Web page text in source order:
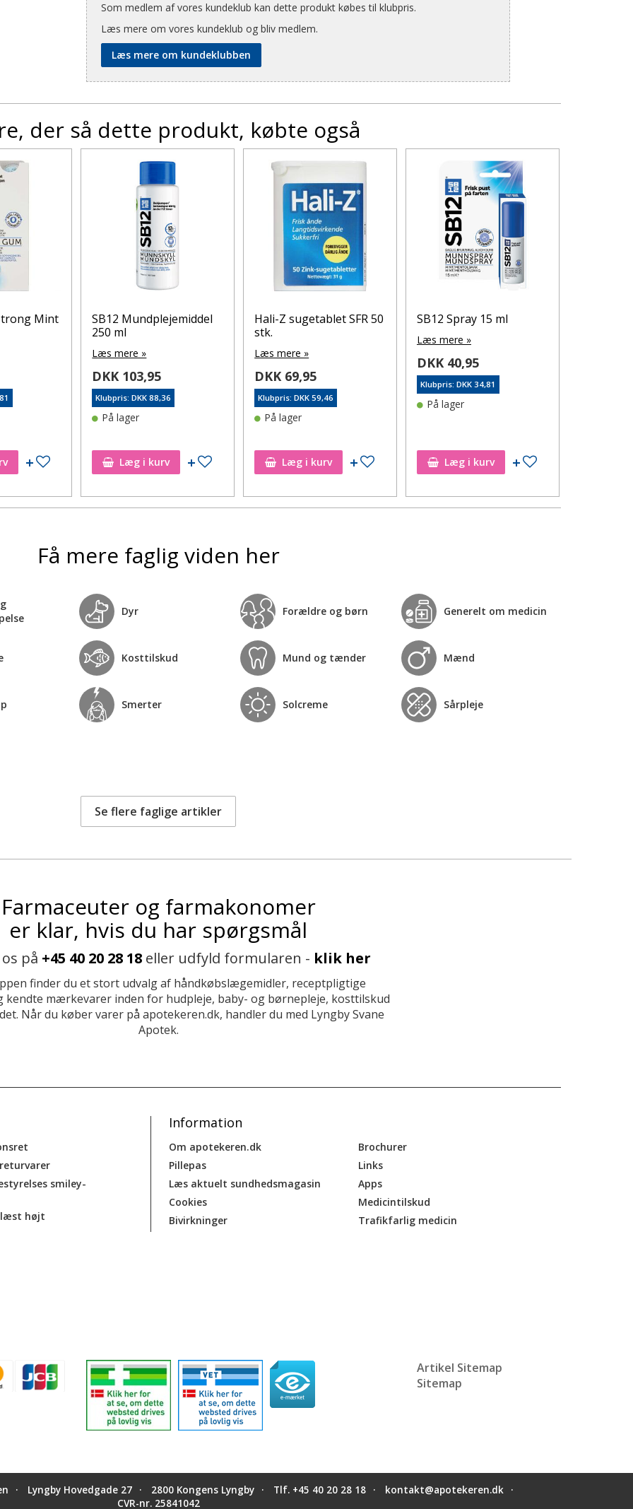
Som medlem af vores kundeklub kan dette produkt købes til klubpris.
Læs mere om vores kundeklub og bliv medlem.
Læs mere om kundeklubben
der så dette produkt, købte også
Mint
Tilføj til ønskeseddel
SB12 Mundplejemiddel
250 ml
Læs mere »
DKK 103,95
Klubpris: DKK 88,36
På lager
Læg i kurv Tilføj til ønskeseddel
Hali-Z sugetablet SFR 50
stk.
Læs mere »
DKK 69,95
Klubpris: DKK 59,46
På lager
Læg i kurv Tilføj til ønskeseddel
SB12 Spray 15 ml
Læs mere »
DKK 40,95
Klubpris: DKK 34,81
På lager
Læg i kurv Tilføj til ønskeseddel
Få mere faglig viden her
Dyr Forældre og børn Generelt om medicin
Kosttilskud Mund og tænder Mænd
Smerter Solcreme Sårpleje
Se flere faglige artikler
Farmaceuter og farmakonomer
er klar, hvis du har spørgsmål
på +45 40 20 28 18 eller udfyld formularen - klik her
finder du et stort udvalg af håndkøbslægemidler, receptpligtige
kendte mærkevarer inden for hudpleje, baby- og børnepleje, kosttilskud
Når du køber varer på apotekeren.dk, handler du med Lyngby Svane
Apotek.
smiley-
læst højt
Information
Om apotekeren.dk
Pillepas
Læs aktuelt sundhedsmagasin
Cookies
Bivirkninger
Brochurer
Links
Apps
Medicintilskud
Trafikfarlig medicin
Artikel Sitemap
Sitemap
Lyngby Hovedgade 27 2800 Kongens Lyngby Tlf. +45 40 20 28 18
kontakt@apotekeren.dk
CVR-nr. 25841042